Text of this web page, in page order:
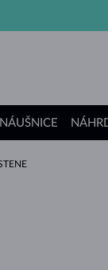
NÁUŠNICE